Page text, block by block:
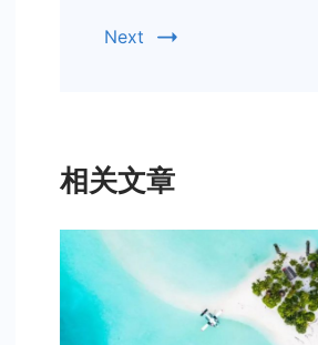
Next
相关文章